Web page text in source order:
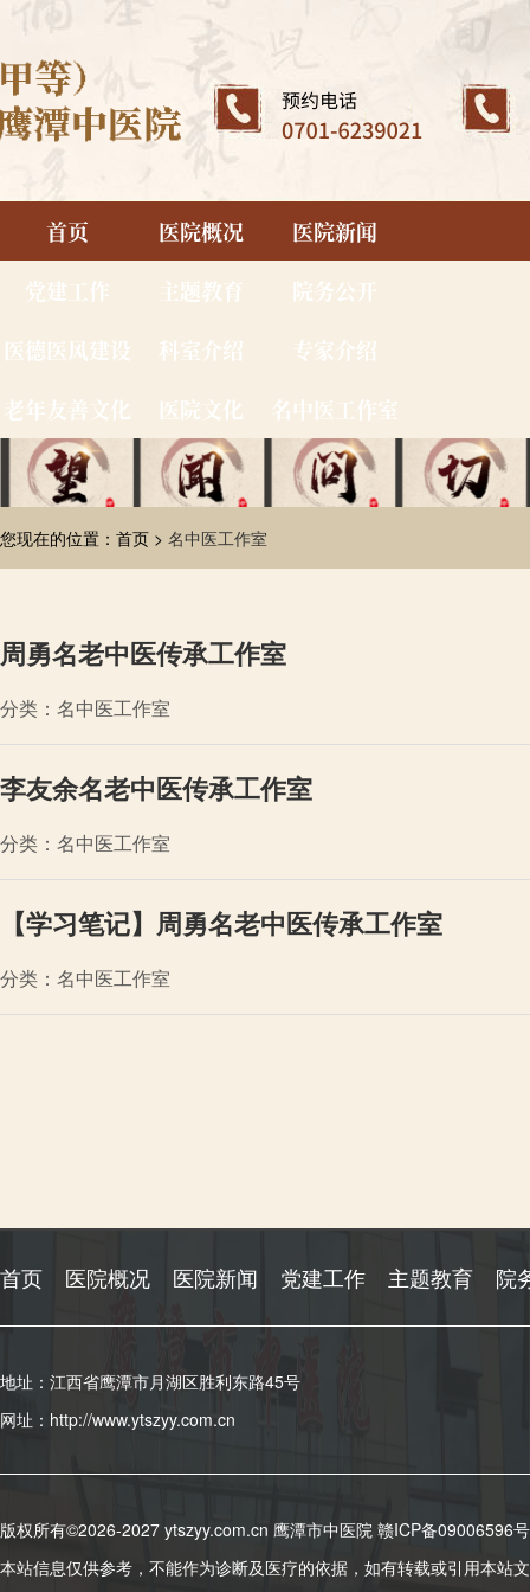
首页 医院概况
医院新闻
党建工作
主题教育
院务公开
医德医风建设
科室介绍
专家介绍
老年友善文化
医院文化 名中医工作室
您现在的位置：首页 > 名中医工作室
周勇名老中医传承工作室
分类：名中医工作室
李友余名老中医传承工作室
分类：名中医工作室
【学习笔记】周勇名老中医传承工作室
分类：名中医工作室
首页 医院概况 医院新闻 党建工作 主题教育 院
地址：江西省鹰潭市月湖区胜利东路45号
网址：http://www.ytszyy.com.cn
版权所有©2026-2027 ytszyy.com.cn 鹰潭市中医院 赣ICP备09006596
本站信息仅供参考，不能作为诊断及医疗的依据，如有转载或引用本站